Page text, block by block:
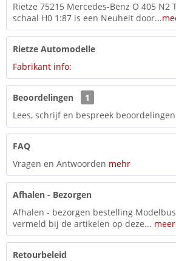
Rietze 75215 Mercedes-Benz O 405 N2
schaal H0 1:87 is een Neuheit door...
Rietze Automodelle
Fabrikant info:
Beoordelingen
1
Lees, schrijf en bespreek
FAQ
Vragen en Antwoorden mehr
Afhalen - Bezorgen
Afhalen - bezorgen bestelling
vermeld bij de artikelen op deze...
Retourbeleid